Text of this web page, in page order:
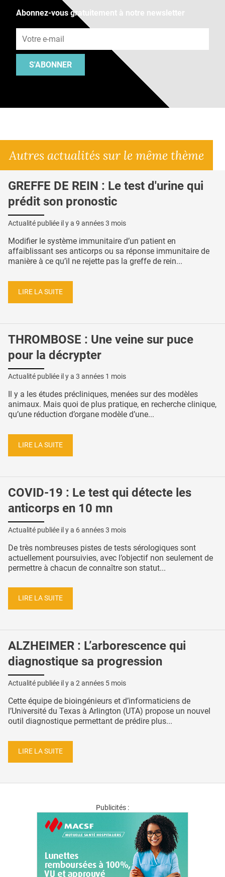
Abonnez-vous gratuitement à notre newsletter
S'ABONNER
Autres actualités sur le même thème
GREFFE DE REIN : Le test d'urine qui
prédit son pronostic
Actualité publiée il y a 9 années 3 mois
Modifier le système immunitaire d’un patient en
affaiblissant ses anticorps ou sa réponse immunitaire de
manière à ce qu’il ne rejette pas la greffe de rein...
LIRE LA SUITE
THROMBOSE : Une veine sur puce
pour la décrypter
Actualité publiée il y a 3 années 1 mois
Il y a les études précliniques, menées sur des modèles
animaux. Mais quoi de plus pratique, en recherche clinique,
qu’une réduction d’organe modèle d’une...
LIRE LA SUITE
COVID-19 : Le test qui détecte les
anticorps en 10 mn
Actualité publiée il y a 6 années 3 mois
De très nombreuses pistes de tests sérologiques sont
actuellement poursuivies, avec l’objectif non seulement de
permettre à chacun de connaître son statut...
LIRE LA SUITE
ALZHEIMER : L’arborescence qui
diagnostique sa progression
Actualité publiée il y a 2 années 5 mois
Cette équipe de bioingénieurs et d’informaticiens de
l’Université du Texas à Arlington (UTA) propose un nouvel
outil diagnostique permettant de prédire plus...
LIRE LA SUITE
Publicités :